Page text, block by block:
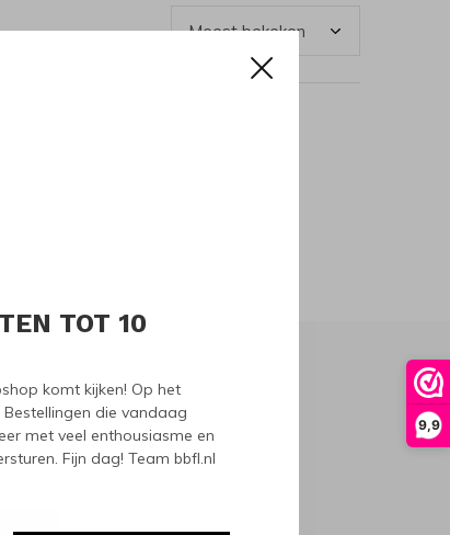
9,9
TOT 10
komt kijken! Op het
die vandaag
met veel enthousiasme en
Fijn dag! Team bbfl.nl